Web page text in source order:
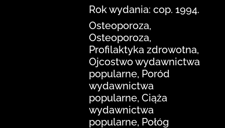
Rok wydania: cop. 1994.
Osteoporoza,
Osteoporoza,
Profilaktyka zdrowotna,
Ojcostwo wydawnictwa
popularne, Poród
wydawnictwa
popularne, Ciąża
wydawnictwa
popularne, Połóg